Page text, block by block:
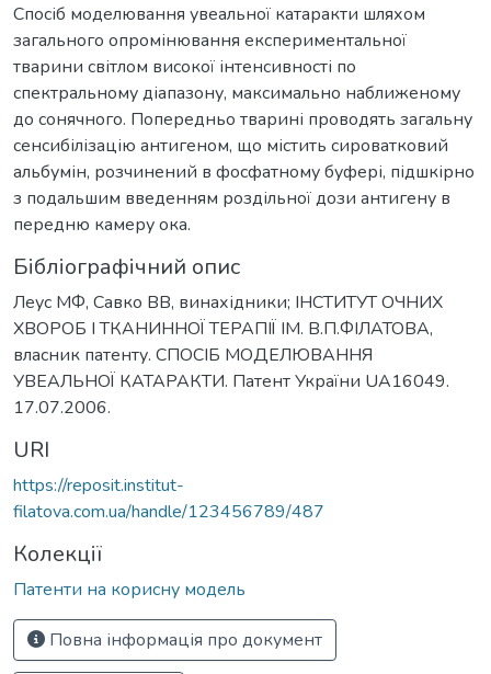
Спосіб моделювання увеальної катаракти шляхом
загального опромінювання експериментальної
тварини світлом високої інтенсивності по
спектральному діапазону, максимально наближеному
до сонячного. Попередньо тварині проводять загальну
сенсибілізацію антигеном, що містить сироватковий
альбумін, розчинений в фосфатному буфері, підшкірно
з подальшим введенням роздільної дози антигену в
передню камеру ока.
Бібліографічний опис
Леус МФ, Савко ВВ, винахідники; ІНСТИТУТ ОЧНИХ
ХВОРОБ І ТКАНИННОЇ ТЕРАПІЇ ІМ. В.П.ФІЛАТОВА,
власник патенту. СПОСІБ МОДЕЛЮВАННЯ
УВЕАЛЬНОЇ КАТАРАКТИ. Патент України UA16049.
17.07.2006.
URI
https://reposit.institut-
filatova.com.ua/handle/123456789/487
Колекції
Патенти на корисну модель
Повна інформація про документ